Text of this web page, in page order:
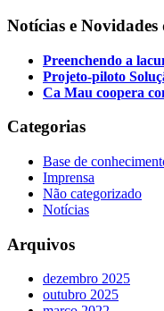
Notícias e Novidades
Preenchendo a
Projeto-piloto
Ca Mau coopera
Categorias
Base de
Imprensa
Não categorizado
Notícias
Arquivos
dezembro 2025
outubro 2025